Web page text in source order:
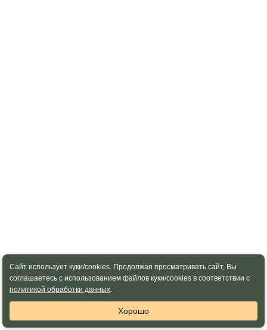
Сайт использует куки/cookies. Продолжая просматривать сайт, Вы
соглашаетесь с использованием файлов куки/cookies в соответствии с
политикой обработки данных.
Хорошо